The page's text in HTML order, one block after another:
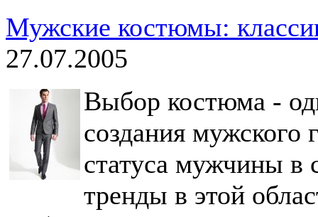
Мужские костюмы:
27.07.2005
Выбор костюма -
создания мужского
статуса мужчины в
тренды в этой